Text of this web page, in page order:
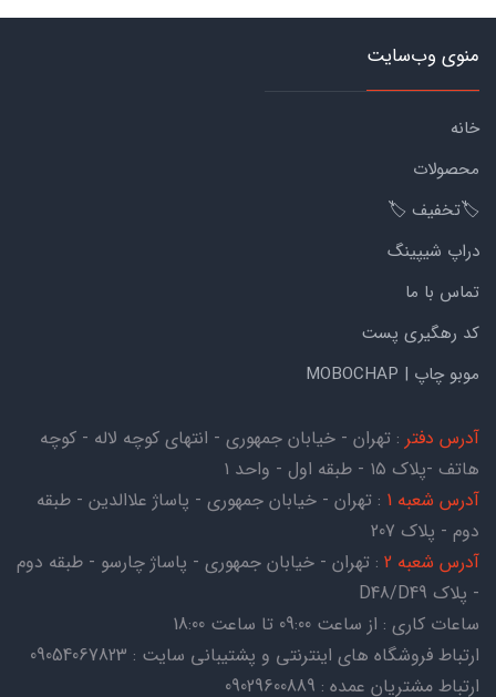
منوی وب‌سایت
خانه
محصولات
🏷️تخفیف 🏷️
دراپ شیپینگ
تماس با ما
کد رهگیری پست
موبو چاپ | MOBOCHAP
آدرس دفتر : تهران - خیابان جمهوری - انتهای کوچه لاله - کوچه
هاتف -پلاک ۱۵ - طبقه اول - واحد ۱
آدرس شعبه 1
: تهران - خیابان جمهوری - پاساژ علاالدین - طبقه
دوم - پلاک 207
آدرس شعبه 2
: تهران - خیابان جمهوری - پاساژ چارسو - طبقه دوم
- پلاک D48/D49
ساعات کاری : از ساعت 09:00 تا ساعت 18:00
ارتباط فروشگاه های اینترنتی و پشتیبانی سایت : 09054067823
ارتباط مشتریان عمده : 09029600889